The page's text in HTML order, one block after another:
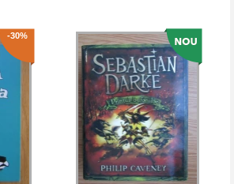
-30%